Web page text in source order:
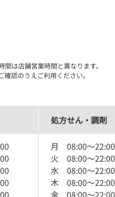
は店舗営業時間と異なります。
認のうえご利用ください。
処方せん・調剤
月 08:00～22:00
火 08:00～22:00
水 08:00～22:00
木 08:00～22:00
金 08:00～22:00